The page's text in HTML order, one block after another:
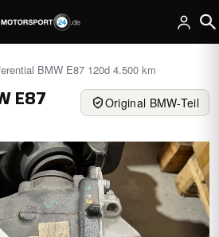
BMW E87 120d 4.500 km
E87 Original BMW-Teil